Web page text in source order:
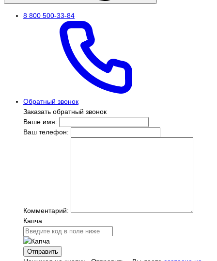
8 800 500-33-84
Обратный звонок
Заказать обратный звонок
Ваше имя:
Ваш телефон:
Комментарий:
Капча
Отправить